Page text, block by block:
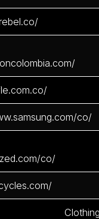
co/
co/